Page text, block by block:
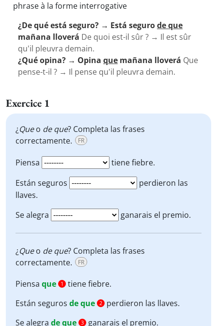
phrase à la forme interrogative
¿De qué está seguro? → Está segurode que
mañana lloverá De quoi est-il sûr ? → Il est sûr
qu'il pleuvra demain.
¿Qué opina? → Opina que mañana lloverá Que
pense-t-il ? → Il pense qu'il pleuvra demain.
Exercice 1
¿Queo de que? Completa las frases
correctamente.
FR
Piensa
tiene fiebre.
Están seguros
perdieron las
llaves.
Se alegra
ganarais el premio.
¿Queo de que? Completa las frases
correctamente.
FR
Piensa que 1
tiene fiebre.
Están seguros de que 2
perdieron las llaves.
Se alegra de que 3 ganarais el premio.